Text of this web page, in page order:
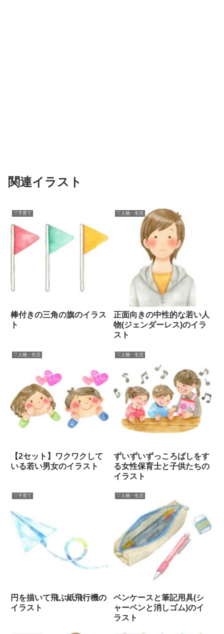
関連イラスト
▽子育て
棒付きの三角の旗のイラス
ト
▽人物・生活
正面向きの中性的な若い人
物(ジェンダーレス)のイラ
スト
▽人物・生活
【2セット】ワクワクして
いる若い男女のイラスト
▽人物・生活
ずいずいずっころばしをす
る女性保育士と子供たちの
イラスト
▽子育て
円を描いて飛ぶ紙飛行機の
イラスト
▽人物・生活
ペンケースと筆記用具(シ
ャーペンと消しゴム)のイ
ラスト